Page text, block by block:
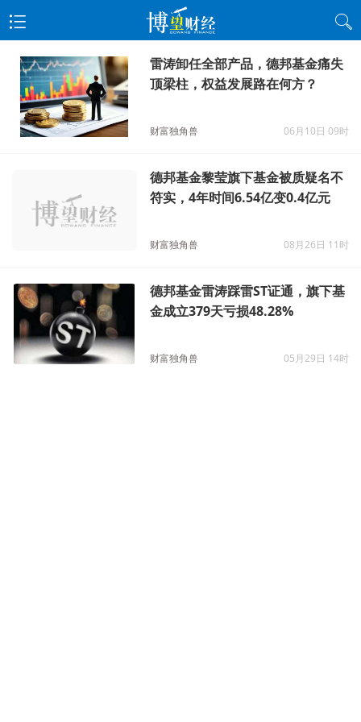
雷涛卸任全部产品，德邦基金痛失
顶梁柱，权益发展路在何方？
财富独角兽 06月10日 09时
德邦基金黎莹旗下基金被质疑名不
符实，4年时间6.54亿变0.4亿元
财富独角兽 08月26日 11时
德邦基金雷涛踩雷ST证通，旗下基
金成立379天亏损48.28%
财富独角兽 05月29日 14时